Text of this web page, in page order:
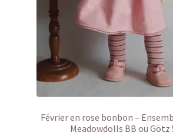
Février en rose bonbon –
Meadowdolls BB ou Götz